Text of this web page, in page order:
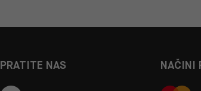
PRATITE NAS NAČINI